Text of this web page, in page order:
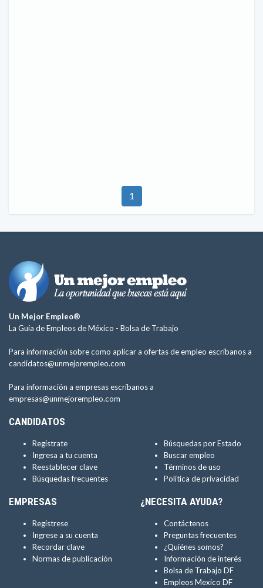
1
Un Mejor Empleo®
La Guía de Empleos de México - Bolsa de Trabajo
Para información sobre como aplicar a ofertas de empleo escríbanos a
candidatos@unmejorempleo.com
Para información a empresas escríbanos a
empresas@unmejorempleo.com
CANDIDATOS
Regístrate
Ingresa a tu cuenta
Reestablecer clave
Búsquedas frecuentes
Búsquedas por Estado
Buscar empleo
Términos de uso
Política de privacidad
EMPRESAS
Regístrese
Ingrese a su cuenta
Recordar clave
Normas de publicación
¿NECESITA AYUDA?
Contáctenos
Preguntas frecuentes
¿Quiénes somos?
Información de interés
Bolsa de Trabajo DF
Empleos Mexico DF